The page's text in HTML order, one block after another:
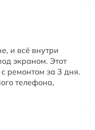
и всё внутри
экраном. Этот
ремонтом за 3 дня.
телефона,